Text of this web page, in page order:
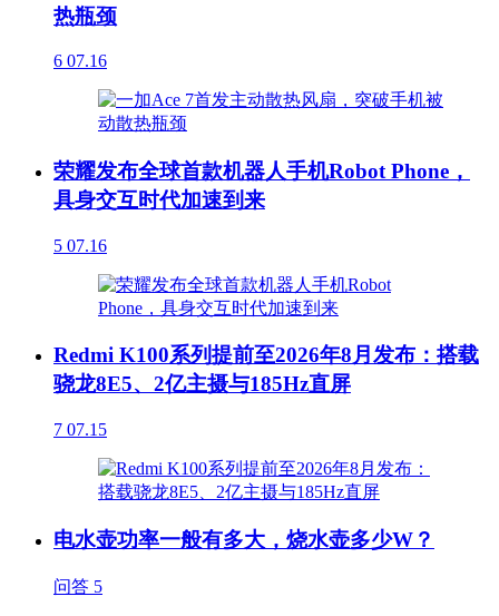
热瓶颈
6 07.16
荣耀发布全球首款机器人手机Robot Phone，
具身交互时代加速到来
5 07.16
Redmi K100系列提前至2026年8月发布：搭载
骁龙8E5、2亿主摄与185Hz直屏
7 07.15
电水壶功率一般有多大，烧水壶多少W？
问答 5